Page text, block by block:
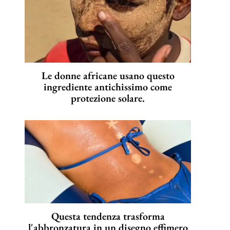
Le donne africane usano questo
ingrediente antichissimo come
protezione solare.
Questa tendenza trasforma